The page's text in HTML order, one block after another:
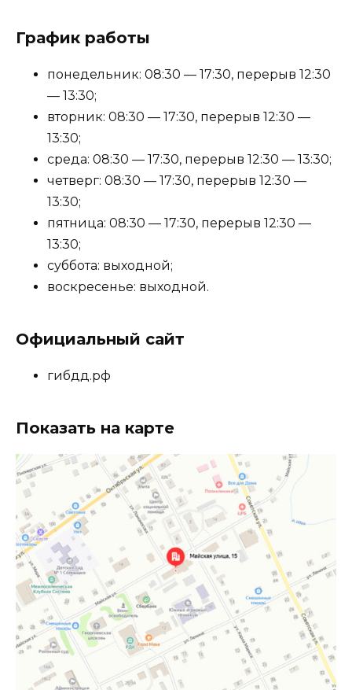
График работы
понедельник: 08:30 — 17:30, перерыв 12:30
— 13:30;
вторник: 08:30 — 17:30, перерыв 12:30 —
13:30;
среда: 08:30 — 17:30, перерыв 12:30 — 13:30;
четверг: 08:30 — 17:30, перерыв 12:30 —
13:30;
пятница: 08:30 — 17:30, перерыв 12:30 —
13:30;
суббота: выходной;
воскресенье: выходной.
Официальный сайт
гибдд.рф
Показать на карте